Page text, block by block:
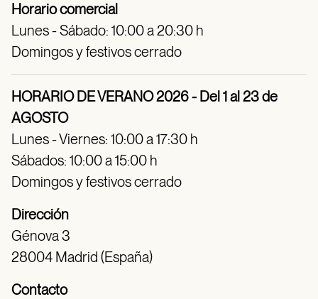
Horario comercial
Lunes - Sábado: 10:00 a 20:30 h
Domingos y festivos cerrado
HORARIO DE VERANO 2026 - Del 1 al 23 de
AGOSTO
Lunes - Viernes: 10:00 a 17:30 h
Sábados: 10:00 a 15:00 h
Domingos y festivos cerrado
Dirección
Génova 3
28004 Madrid (España)
Contacto